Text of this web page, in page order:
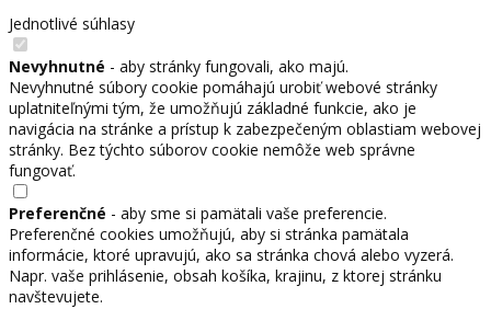
Jednotlivé súhlasy
Nevyhnutné - aby stránky fungovali, ako majú.
Nevyhnutné súbory cookie pomáhajú urobiť webové stránky
uplatniteľnými tým, že umožňujú základné funkcie, ako je
navigácia na stránke a prístup k zabezpečeným oblastiam webovej
stránky. Bez týchto súborov cookie nemôže web správne
fungovať.
Preferenčné - aby sme si pamätali vaše preferencie.
Preferenčné cookies umožňujú, aby si stránka pamätala
informácie, ktoré upravujú, ako sa stránka chová alebo vyzerá.
Napr. vaše prihlásenie, obsah košíka, krajinu, z ktorej stránku
navštevujete.